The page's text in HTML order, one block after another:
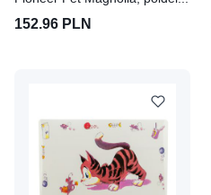
152.96 PLN